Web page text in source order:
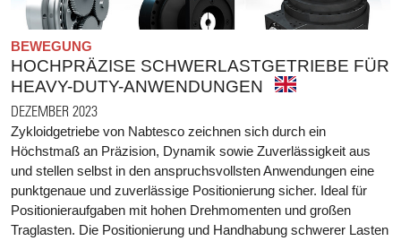
BEWEGUNG
HOCHPRÄZISE SCHWERLASTGETRIEBE FÜR
HEAVY-DUTY-ANWENDUNGEN
DEZEMBER 2023
Zykloidgetriebe von Nabtesco zeichnen sich durch ein
Höchstmaß an Präzision, Dynamik sowie Zuverlässigkeit aus
und stellen selbst in den anspruchsvollsten Anwendungen eine
punktgenaue und zuverlässige Positionierung sicher. Ideal für
Positionieraufgaben mit hohen Drehmomenten und großen
Traglasten. Die Positionierung und Handhabung schwerer Lasten